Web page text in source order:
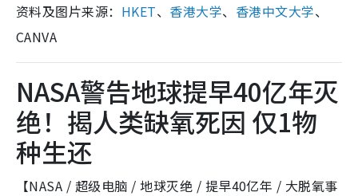
资料及图片来源： HKET、 香港大学、 香港中文大学、
CANVA
NASA警告地球提早40亿年灭
绝！揭人类缺氧死因 仅1物
种生还
【NASA / 超级电脑 / 地球灭绝 / 提早40亿年 / 大脱氧事